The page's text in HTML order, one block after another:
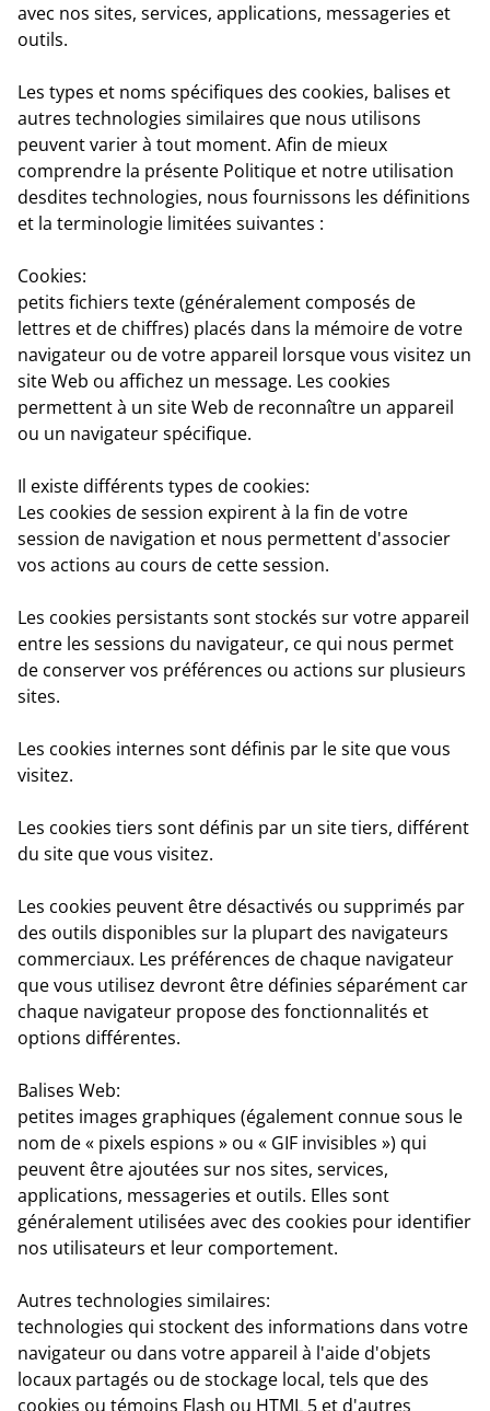
avec nos sites, services, applications, messageries et
outils.
Les types et noms spécifiques des cookies, balises et
autres technologies similaires que nous utilisons
peuvent varier à tout moment. Afin de mieux
comprendre la présente Politique et notre utilisation
desdites technologies, nous fournissons les définitions
et la terminologie limitées suivantes :
Cookies:
petits fichiers texte (généralement composés de
lettres et de chiffres) placés dans la mémoire de votre
navigateur ou de votre appareil lorsque vous visitez un
site Web ou affichez un message. Les cookies
permettent à un site Web de reconnaître un appareil
ou un navigateur spécifique.
Il existe différents types de cookies:
Les cookies de session expirent à la fin de votre
session de navigation et nous permettent d'associer
vos actions au cours de cette session.
Les cookies persistants sont stockés sur votre appareil
entre les sessions du navigateur, ce qui nous permet
de conserver vos préférences ou actions sur plusieurs
sites.
Les cookies internes sont définis par le site que vous
visitez.
Les cookies tiers sont définis par un site tiers, différent
du site que vous visitez.
Les cookies peuvent être désactivés ou supprimés par
des outils disponibles sur la plupart des navigateurs
commerciaux. Les préférences de chaque navigateur
que vous utilisez devront être définies séparément car
chaque navigateur propose des fonctionnalités et
options différentes.
Balises Web:
petites images graphiques (également connue sous le
nom de « pixels espions » ou « GIF invisibles ») qui
peuvent être ajoutées sur nos sites, services,
applications, messageries et outils. Elles sont
généralement utilisées avec des cookies pour identifier
nos utilisateurs et leur comportement.
Autres technologies similaires:
technologies qui stockent des informations dans votre
navigateur ou dans votre appareil à l'aide d'objets
locaux partagés ou de stockage local, tels que des
cookies ou témoins Flash ou HTML 5 et d'autres